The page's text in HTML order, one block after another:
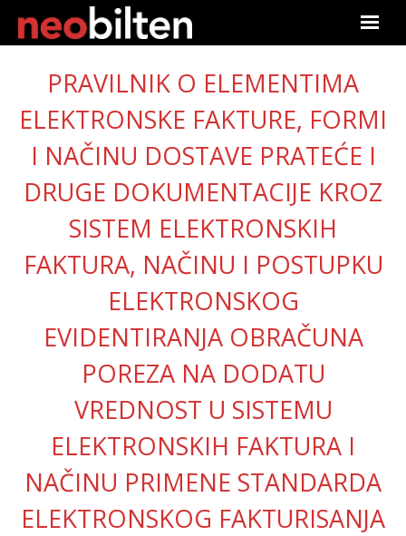
Početna
Pretraga
Aktuelno
Podaci
Pretplata
Prijava
ћирилица
PRAVILNIK O ELEMENTIMA
ELEKTRONSKE FAKTURE, FORMI
I NAČINU DOSTAVE PRATEĆE I
DRUGE DOKUMENTACIJE KROZ
SISTEM ELEKTRONSKIH
FAKTURA, NAČINU I POSTUPKU
ELEKTRONSKOG
EVIDENTIRANJA OBRAČUNA
POREZA NA DODATU
VREDNOST U SISTEMU
ELEKTRONSKIH FAKTURA I
NAČINU PRIMENE STANDARDA
ELEKTRONSKOG FAKTURISANJA